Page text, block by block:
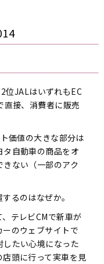
位JALはいずれもEC
直接、消費者に販売
価値の大きな部分は
自動車の商品をオ
ない（一部のアク
るのはなぜか。
テレビCMで新車が
のウェブサイトで
したい心境になった
頭に行って実車を見